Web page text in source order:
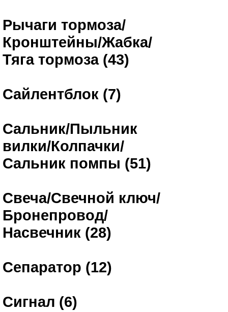
Рычаги тормоза/
Кронштейны/Жабка/
Тяга тормоза (43)
Сайлентблок (7)
Сальник/Пыльник
вилки/Колпачки/
Сальник помпы (51)
Свеча/Свечной ключ/
Бронепровод/
Насвечник (28)
Сепаратор (12)
Сигнал (6)